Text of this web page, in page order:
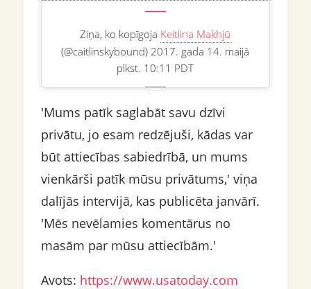
Ziņa, ko kopīgoja Keitlina Makhjū
(@caitlinskybound) 2017. gada 14. maijā
plkst. 10:11 PDT
'Mums patīk saglabāt savu dzīvi
privātu, jo esam redzējuši, kādas var
būt attiecības sabiedrībā, un mums
vienkārši patīk mūsu privātums,' viņa
dalījās intervijā, kas publicēta janvārī.
'Mēs nevēlamies komentārus no
masām par mūsu attiecībām.'
Avots: https://www.usatoday.com